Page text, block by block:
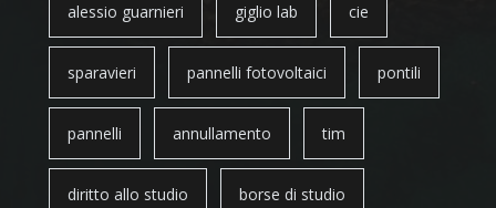
alessio guarnieri giglio lab cie
sparavieri pannelli fotovoltaici pontili
pannelli annullamento tim
diritto allo studio borse di studio